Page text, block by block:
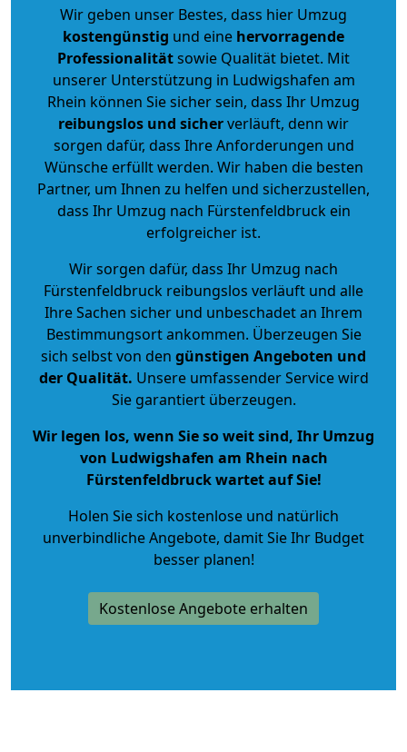
Wir geben unser Bestes, dass hier Umzug
kostengünstig und eine hervorragende
Professionalitätsowie Qualität bietet. Mit
unserer Unterstützung in Ludwigshafen am
Rhein können Sie sicher sein, dass Ihr Umzug
reibungslos und sicherverläuft, denn wir
sorgen dafür, dass Ihre Anforderungen und
Wünsche erfüllt werden. Wir haben die besten
Partner, um Ihnen zu helfen und sicherzustellen,
dass Ihr Umzug nach Fürstenfeldbruck ein
erfolgreicher ist.
Wir sorgen dafür, dass Ihr Umzug nach
Fürstenfeldbruck reibungslos verläuft und alle
Ihre Sachen sicher und unbeschadet an Ihrem
Bestimmungsort ankommen. Überzeugen Sie
sich selbst von den günstigen Angeboten und
der Qualität. Unsere umfassender Service wird
Sie garantiert überzeugen.
Wir legen los, wenn Sie so weit sind, Ihr Umzug
von Ludwigshafen am Rhein nach
Fürstenfeldbruck wartet auf Sie!
Holen Sie sich kostenlose und natürlich
unverbindliche Angebote, damit Sie Ihr Budget
besser planen!
Kostenlose Angebote erhalten